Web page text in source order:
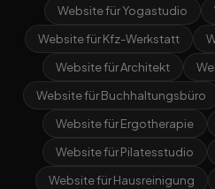
Website für Yogastudio
Website für Kfz-Werkstatt
Website für Architekt
Website für Buchhaltungsbüro
Website für Ergotherapie
Website für Pilatesstudio
Website für Hausreinigung